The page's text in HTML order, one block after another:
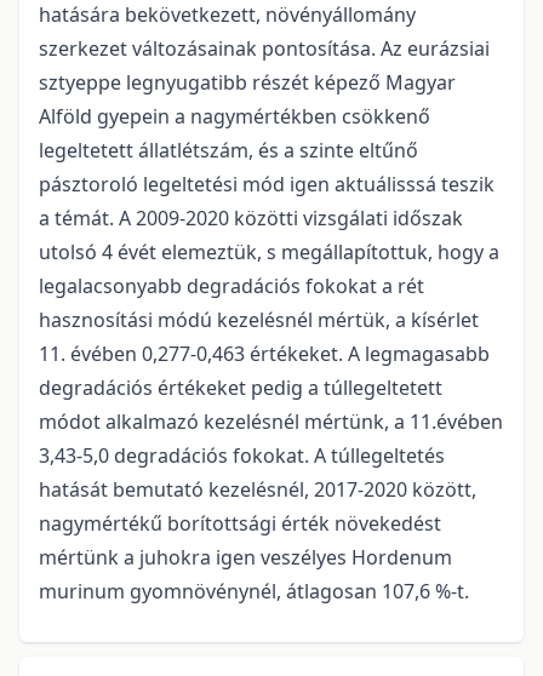
hatására bekövetkezett, növényállomány
szerkezet változásainak pontosítása. Az eurázsiai
sztyeppe legnyugatibb részét képező Magyar
Alföld gyepein a nagymértékben csökkenő
legeltetett állatlétszám, és a szinte eltűnő
pásztoroló legeltetési mód igen aktuálisssá teszik
a témát. A 2009-2020 közötti vizsgálati időszak
utolsó 4 évét elemeztük, s megállapítottuk, hogy a
legalacsonyabb degradációs fokokat a rét
hasznosítási módú kezelésnél mértük, a kísérlet
11. évében 0,277-0,463 értékeket. A legmagasabb
degradációs értékeket pedig a túllegeltetett
módot alkalmazó kezelésnél mértünk, a 11.évében
3,43-5,0 degradációs fokokat. A túllegeltetés
hatását bemutató kezelésnél, 2017-2020 között,
nagymértékű borítottsági érték növekedést
mértünk a juhokra igen veszélyes Hordenum
murinum gyomnövénynél, átlagosan 107,6 %-t.